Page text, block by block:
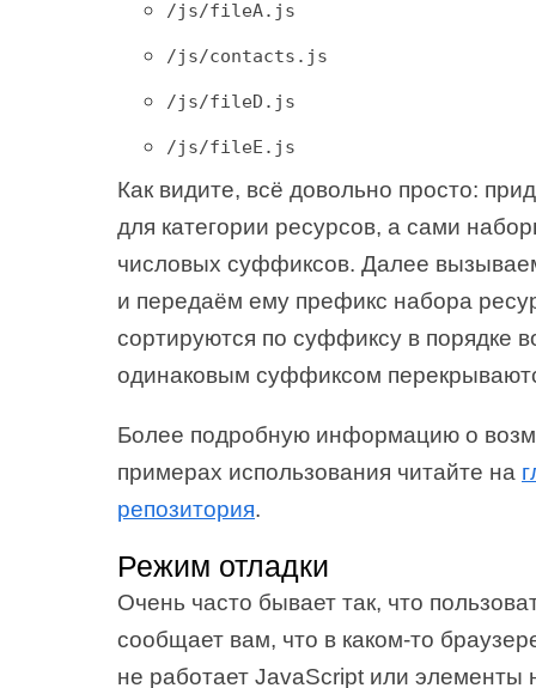
/js/fileA.js
/js/contacts.js
/js/fileD.js
/js/fileE.js
Как видите, всё довольно просто:
для категории ресурсов, а сами
числовых суффиксов. Далее
и передаём ему префикс набора
сортируются по суффиксу в порядке
одинаковым суффиксом
Более подробную информацию о
примерах использования читайте на
репозитория.
Режим отладки
Очень часто бывает так, что
сообщает вам, что в каком-то
не работает JavaScript или элементы